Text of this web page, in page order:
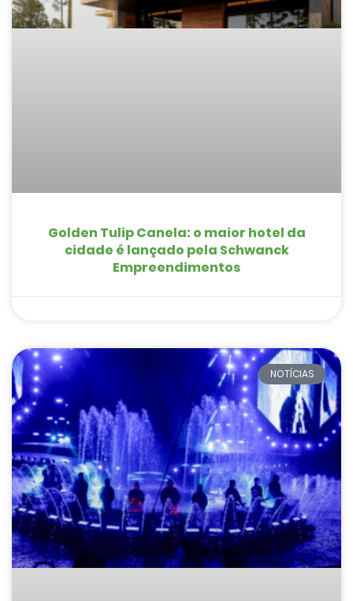
Golden Tulip Canela: o maior hotel da
cidade é lançado pela Schwanck
Empreendimentos
NOTÍCIAS